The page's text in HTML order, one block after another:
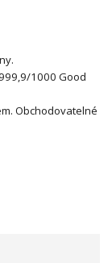
1000 Good
Obchodovatelné